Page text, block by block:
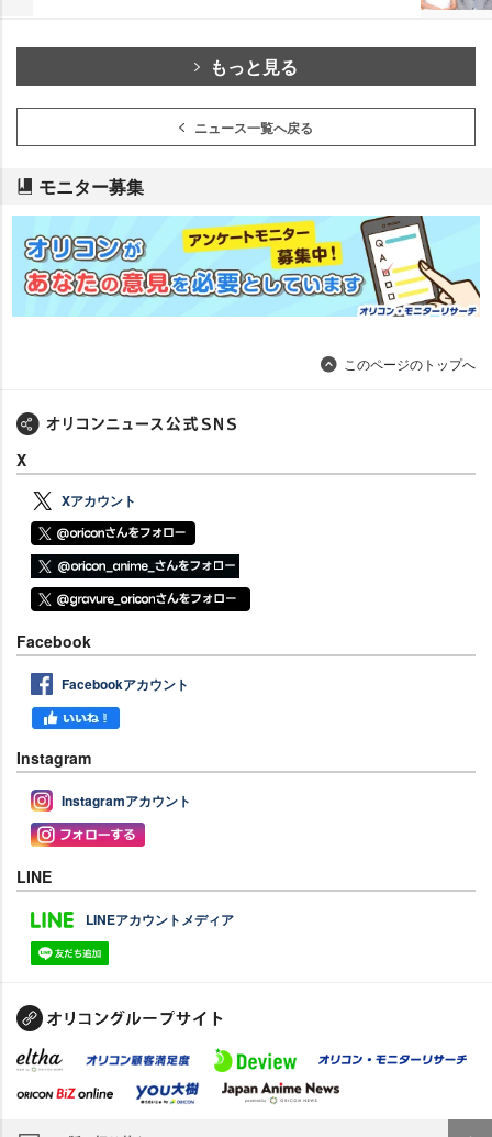
もっと見る
ニュース一覧へ戻る
モニター募集
このページのトップへ
X
Xアカウント
Facebook
Facebookアカウント
Instagram
Instagramアカウント
LINE
LINEアカウントメディア